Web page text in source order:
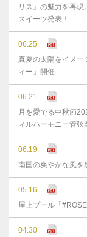
リス』の魅力を再
スイーツ発表！
06.25
真夏の太陽をイメー
ィー」開催
06.21
月を愛でる中秋節
ィルハーモニー管弦
06.19
南国の爽やかな風を
05.16
屋上プール「
04.30